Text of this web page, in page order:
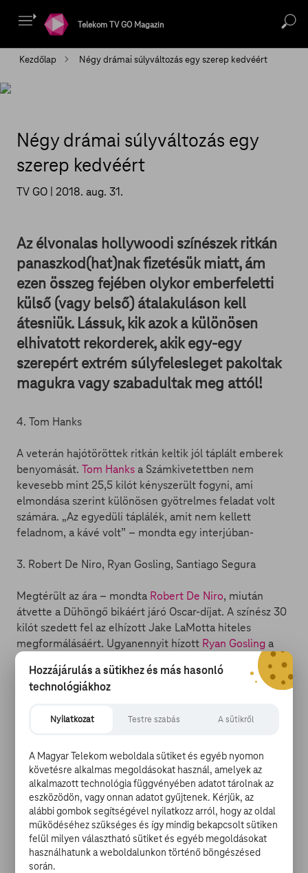
Telekom TV GO Magazin
Kezdőlap Négy drámai súlyváltozás egy szerep kedvéért
Négy drámai súlyváltozás egy
szerep kedvéért
TV GO | 2018. aug. 31.
Az élvonalas hollywoodi színészek ritkán
panaszkod(hat)nak fizetésük miatt, ám
ezen összeg fejében olykor emberfeletti
külső (vagy belső) átalakuláson kell
átesniük. Lássuk, kik azok a különösen
elhivatott rekorderek, akik egy-egy
szerepért extrém súlyfelesleget pakoltak
magukra vagy szabadultak meg attól!
4. Tom Hanks
A veterán hajótöröttek ritkán keltik jól táplált emberek
benyomását. Tom Hanks a Számkivetettben nem
kevesebb mint 25,5 kilót kényszerült fogyni, ami
elmondása szerint különösen gyötrelmes feladat volt
számára. „Az egyedüli táplálék, amit nem kellett
feladnom, a kávé volt” – mondta egy interjúban-
3. Robert De Niro, Ryan Gosling, Santiago Segura
Megtérült az ára – mondta Robert De Niro, miután
átvette a Dühöngő bikáért járó Oscar-díjat. A színész 30
kilót szedett fel az elhízott Jake LaMotta hiteles
megformálásáért. Ugyanennyit hízott Ryan Gosling a
Komfortos mennyország című dráma kedvéért, a
hízókúra során literszám itta az felolvadt jégkrémet.
Ugyancsak 30 kilót szedett fel a csupaszív
Torrente 2kedvéért újra magára szedje azt.
2. Christian Bale
Mint ismeretes, meghízni nem különösebben embert
próbáló feladat, akár egy kilót leadni azonban annál
inkább embert próbáló kihívás. Christian Baleennek 31-
Hozzájárulás a sütikhez és más hasonló
technológiákhoz
Nyilatkozat Testre szabás A sütikről
A Magyar Telekom weboldala sütiket és egyéb nyomon
követésre alkalmas megoldásokat használ, amelyek az
alkalmazott technológia függvényében adatot tárolnak az
eszközödön, vagy onnan adatot gyűjtenek. Kérjük, az
alábbi gombok segítségével nyilatkozz arról, hogy az oldal
működéséhez szükséges és így mindig bekapcsolt sütiken
felül milyen választható sütiket és egyéb megoldásokat
használhatunk a weboldalunkon történő böngészésed
során.